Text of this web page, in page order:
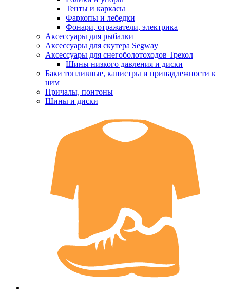
Тенты и каркасы
Фаркопы и лебедки
Фонари, отражатели, электрика
Аксессуары для рыбалки
Аксессуары для скутера Segway
Аксессуары для снегоболотоходов Трекол
Шины низкого давления и диски
Баки топливные, канистры и принадлежности к
ним
Причалы, понтоны
Шины и диски